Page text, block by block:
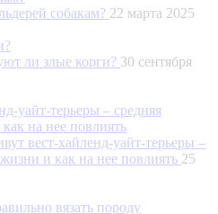
собакам? 22 марта 2025
ли злые корги? 30 сентября
вест-хайленд-уайт-терьеры –
и как на нее повлиять 25